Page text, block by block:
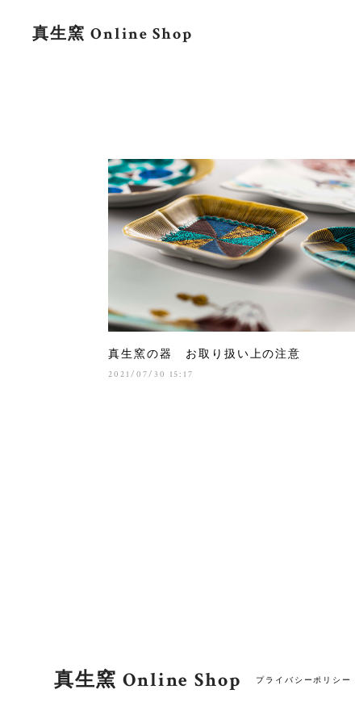
真生窯 Online Shop
真生窯の器 お取り扱い上の注意
2021/07/30 15:17
真生窯 Online Shop プライバシーポリシー